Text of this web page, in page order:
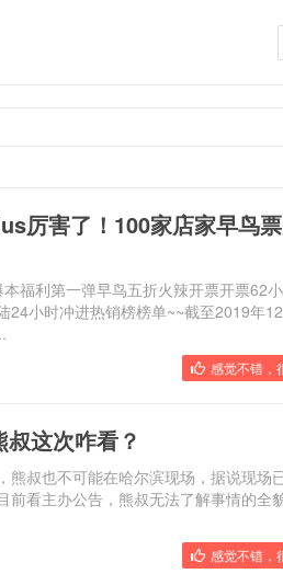
厉害了！100家店家早鸟
福利第一弹早鸟五折火辣开票开票62
24小时冲进热销榜榜单~~截至2019年
感觉不错，
这次咋看？
熊叔也不可能在哈尔滨现场，据说现场
前看主办公告，熊叔无法了解事情的全
感觉不错，